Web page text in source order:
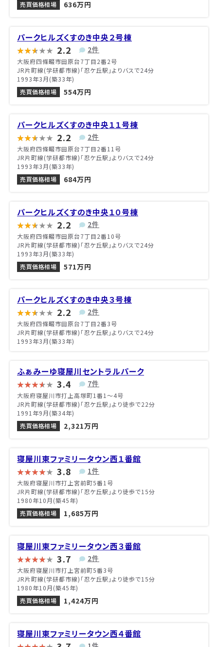
売買価格相場
636万円
パークヒルズくすのき中央２号棟
2.2 2件
大阪府四條畷市田原台7丁目2番2号
JR片町線(学研都市線)「忍ケ丘駅」よりバスで24分
1993年3月(築33年)
売買価格相場
554万円
パークヒルズくすのき中央１１号棟
2.2 2件
大阪府四條畷市田原台7丁目2番11号
JR片町線(学研都市線)「忍ケ丘駅」よりバスで24分
1993年3月(築33年)
売買価格相場
684万円
パークヒルズくすのき中央１０号棟
2.2 2件
大阪府四條畷市田原台7丁目2番10号
JR片町線(学研都市線)「忍ケ丘駅」よりバスで24分
1993年3月(築33年)
売買価格相場
571万円
パークヒルズくすのき中央３号棟
2.2 2件
大阪府四條畷市田原台7丁目2番3号
JR片町線(学研都市線)「忍ケ丘駅」よりバスで24分
1993年3月(築33年)
ふぁみーゆ寝屋川セントラルパーク
3.4 7件
大阪府寝屋川市打上高塚町1番1〜4号
JR片町線(学研都市線)「忍ケ丘駅」より徒歩で22分
1991年9月(築34年)
売買価格相場
2,321万円
寝屋川東ファミリータウン西１番館
3.8 1件
大阪府寝屋川市打上宮前町5番1号
JR片町線(学研都市線)「忍ケ丘駅」より徒歩で15分
1980年10月(築45年)
売買価格相場
1,685万円
寝屋川東ファミリータウン西３番館
3.7 2件
大阪府寝屋川市打上宮前町5番3号
JR片町線(学研都市線)「忍ケ丘駅」より徒歩で15分
1980年10月(築45年)
売買価格相場
1,424万円
寝屋川東ファミリータウン西４番館